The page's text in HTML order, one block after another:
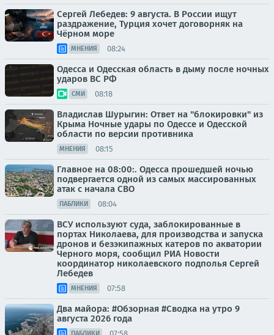
Сергей Лебедев: 9 августа. В России ищут
раздражение, Турция хочет договорняк на
Чёрном море
МНЕНИЯ 08:24
Одесса и Одесская область в дыму после ночных
ударов ВС РФ
СМИ 08:18
Владислав Шурыгин: Ответ на "блокировки" из
Крыма Ночные удары по Одессе и Одесской
области по версии противника
МНЕНИЯ 08:15
Главное на 08:00:. Одесса прошедшей ночью
подвергается одной из самых массированных
атак с начала СВО
ПАБЛИКИ 08:04
ВСУ используют суда, заблокированные в
портах Николаева, для производства и запуска
дронов и безэкипажных катеров по акватории
Черного моря, сообщил РИА Новости
координатор николаевского подполья Сергей
Лебедев
МНЕНИЯ 07:58
Два майора: #Обзорная #Сводка на утро 9
августа 2026 года
07:58